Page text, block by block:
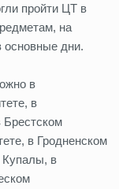
пройти ЦТ в
на
основные дни.
в
в
Брестском
в Гродненском
Купалы, в